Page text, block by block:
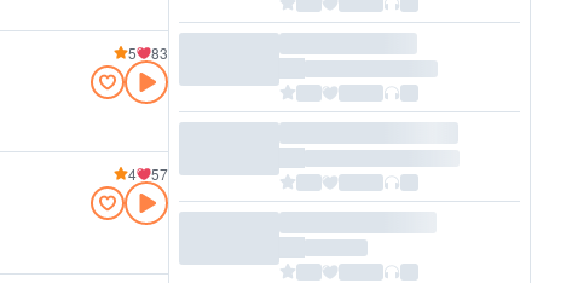
5 83
4 57